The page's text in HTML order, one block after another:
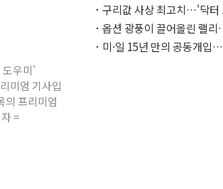
도우미'
미엄 기사입
의 프리미엄
=
구리값 사상 최고치…'닥터
하는 경기 신호가 달라졌다
옵션 광풍이 끌어올린 랠
이면에 과열 경고등"
미·일 15년 만의 공동개입